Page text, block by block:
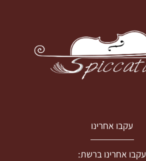
עקבו אחרינו
עקבו אחרינו ברשת: